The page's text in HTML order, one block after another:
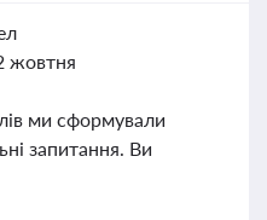
жовтня
ми сформували
запитання. Ви